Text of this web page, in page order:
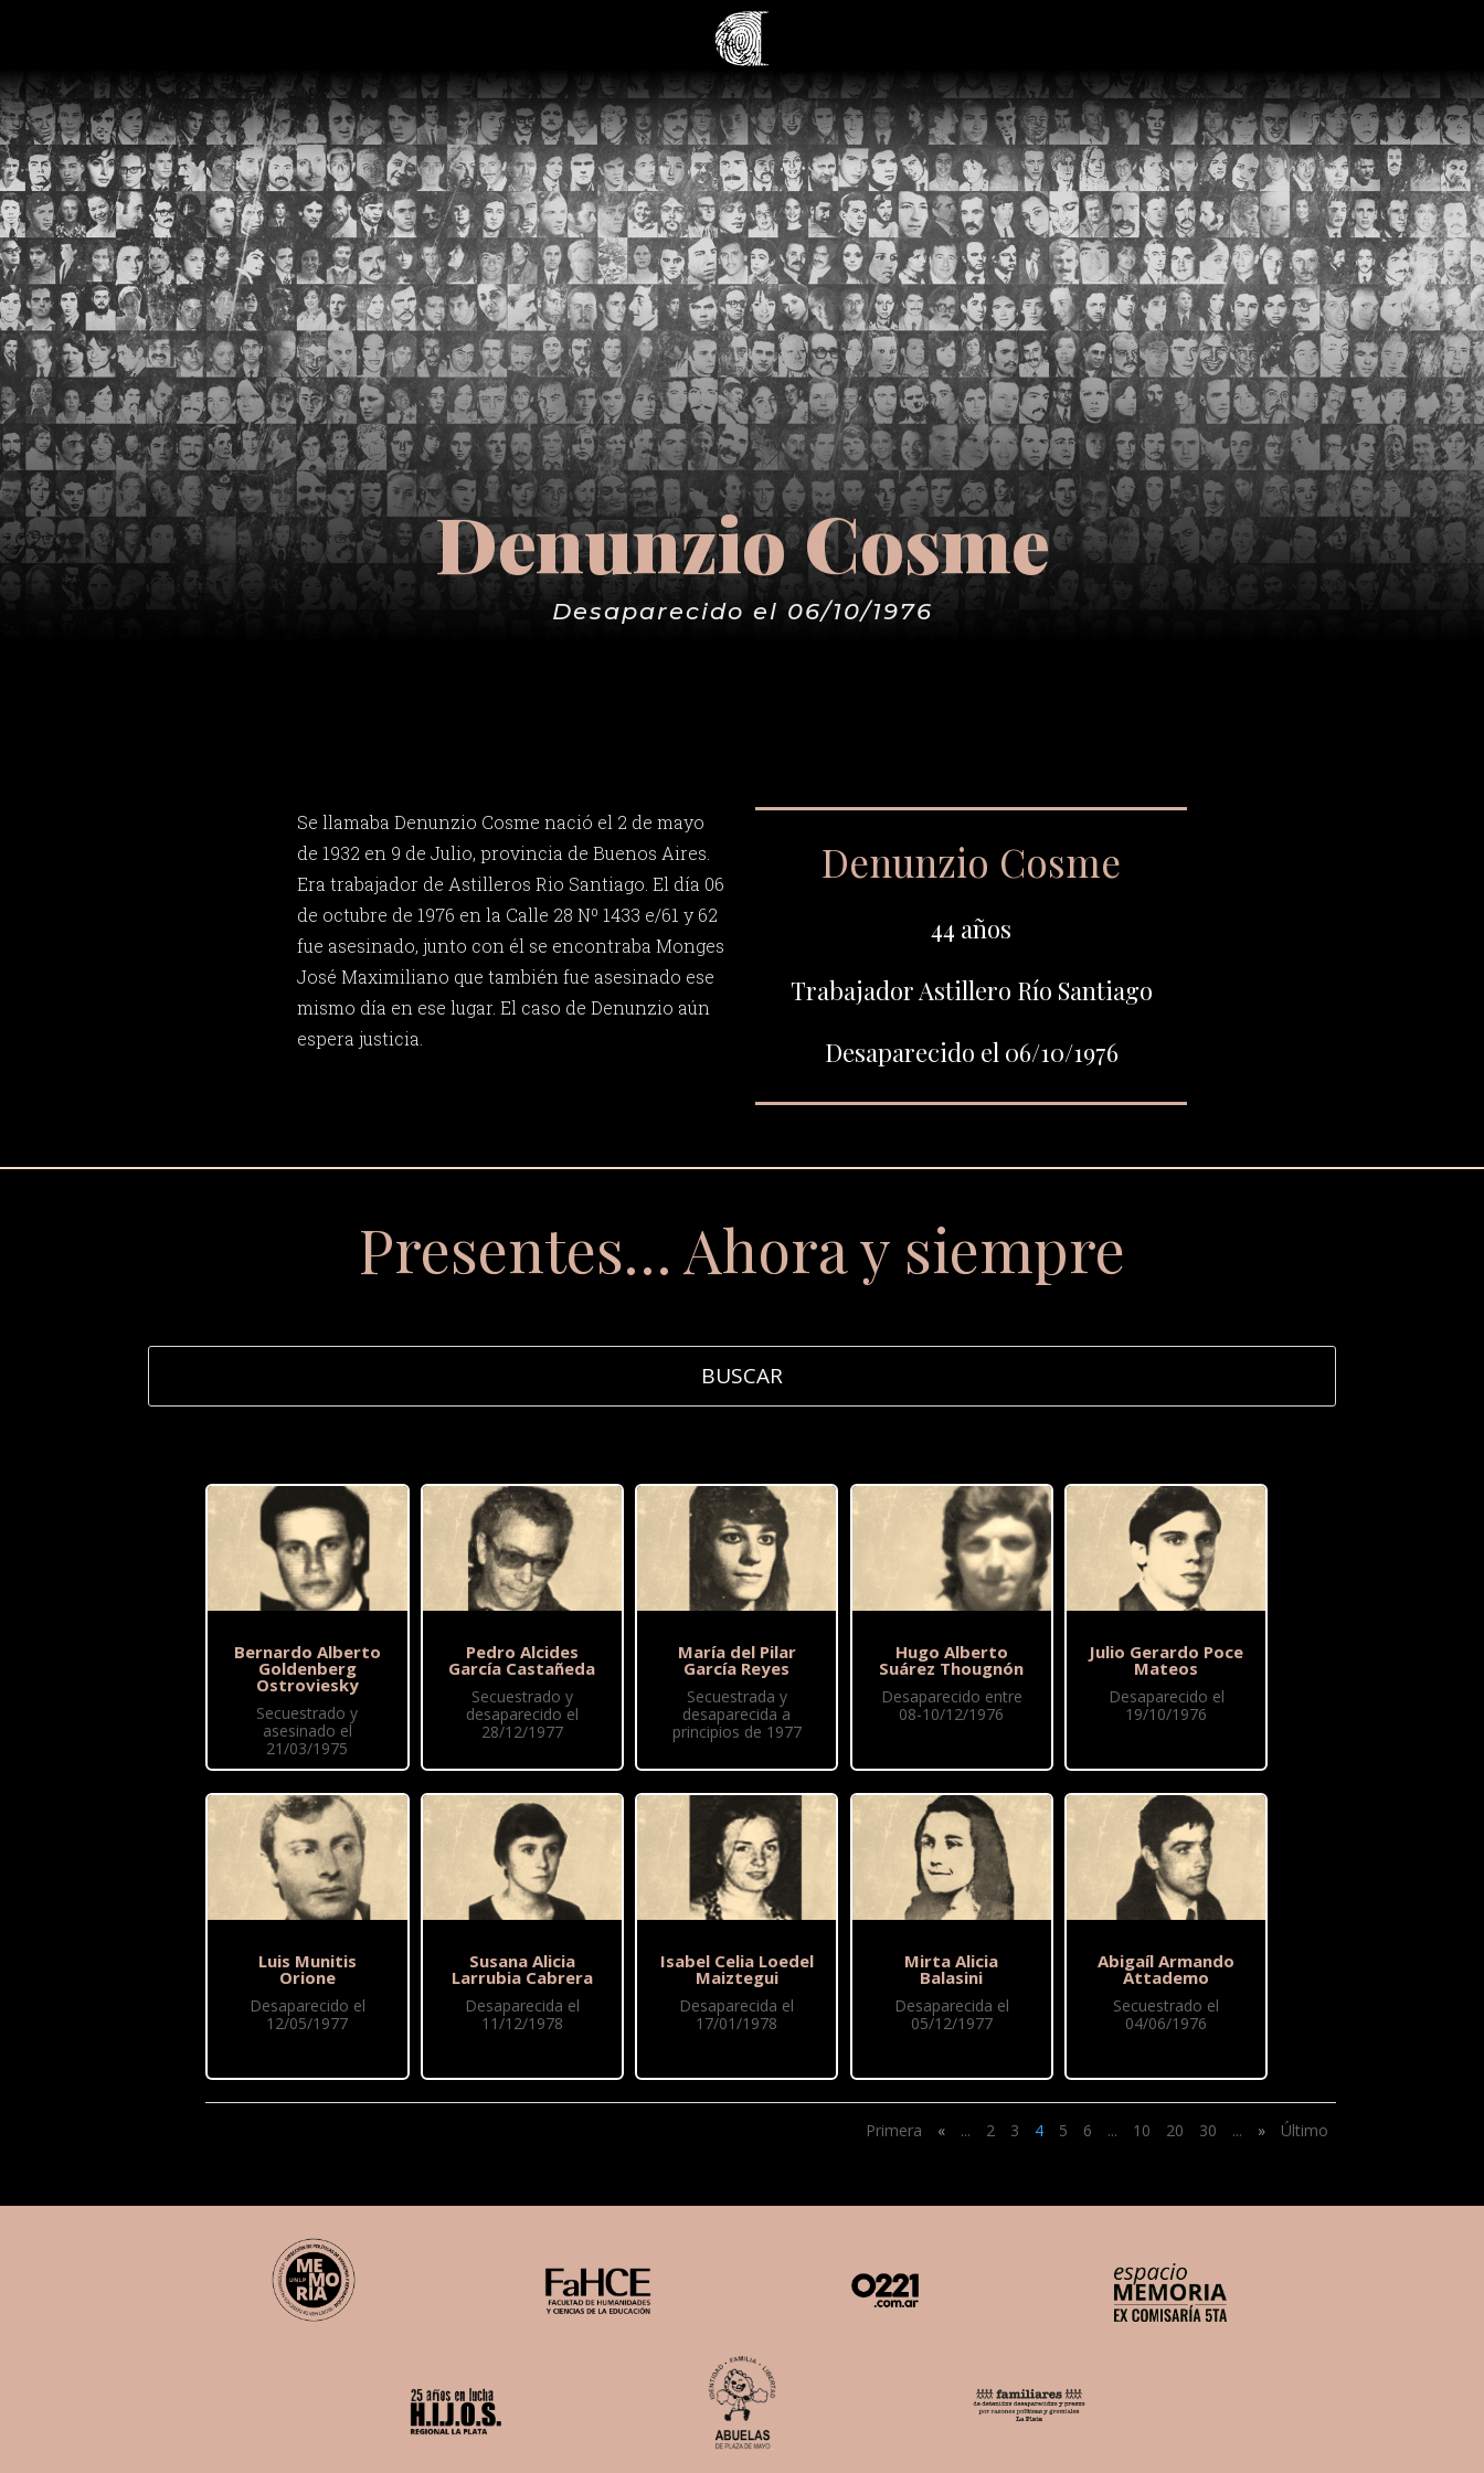
Denunzio Cosme
Desaparecido el 06/10/1976
Se llamaba Denunzio Cosme nació el 2 de mayo
de 1932 en 9 de Julio, provincia de Buenos Aires.
Era trabajador de Astilleros Rio Santiago. El día 06
de octubre de 1976 en la Calle 28 Nº 1433 e/61 y 62
fue asesinado, junto con él se encontraba Monges
José Maximiliano que también fue asesinado ese
mismo día en ese lugar. El caso de Denunzio aún
espera justicia.
Denunzio Cosme
44 años
Trabajador Astillero Río Santiago
Desaparecido el 06/10/1976
Presentes… Ahora y siempre
Bernardo Alberto
Goldenberg
Ostroviesky
Secuestrado y
asesinado el
21/03/1975
Luis Munitis
Orione
Desaparecido el
12/05/1977
Pedro Alcides
García Castañeda
Secuestrado y
desaparecido el
28/12/1977
Susana Alicia
Larrubia Cabrera
Desaparecida el
11/12/1978
María del Pilar
García Reyes
Secuestrada y
desaparecida a
principios de 1977
Isabel Celia Loedel
Maiztegui
Desaparecida el
17/01/1978
Hugo Alberto
Suárez Thougnón
Desaparecido entre
08-10/12/1976
Mirta Alicia
Balasini
Desaparecida el
05/12/1977
Julio Gerardo Poce
Mateos
Desaparecido el
19/10/1976
Abigaíl Armando
Attademo
Secuestrado el
04/06/1976
Primera « ... 2 3 4 5 6 ... 10 20 30 ... » Último